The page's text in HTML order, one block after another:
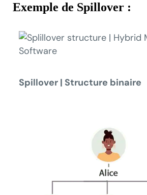
Exemple de Spillover :
Spillover | Structure binaire